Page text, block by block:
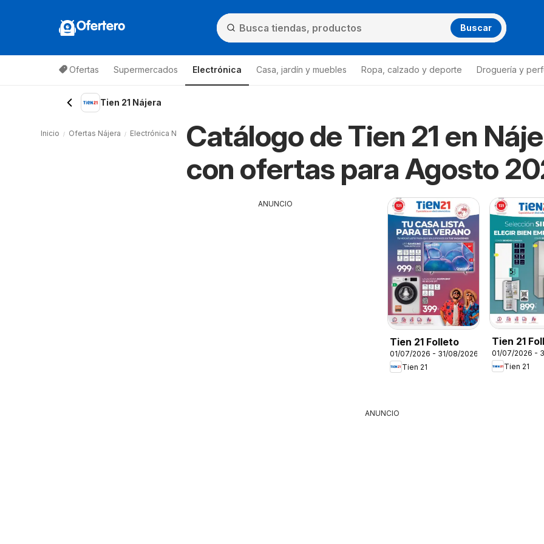
Ofertero Buscar
Ofertas Supermercados Electrónica Casa, jardín y muebles Ropa, calzado y deporte Droguería y
Tien 21 Nájera
Catálogo de Tien 21 en
con ofertas para Agosto
ANUNCIO
Tien 21 Folleto
01/07/2026 - 31/08/2026
Tien 21
Tien 21
Siemens
01/07/2026 -
Tien 21
ANUNCIO
Inicio Ofertas Nájera Electrónica Nájera Tien 21 Nájera